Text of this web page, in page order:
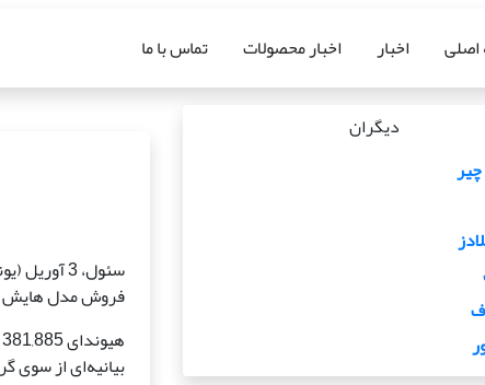
اخبار اخبار محصولات تماس با ما
دیگران
فروش مدل هایش
بیانیه‌ای از سوی